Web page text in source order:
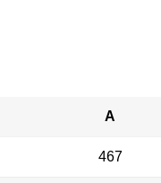
A
467